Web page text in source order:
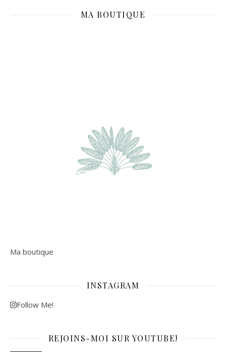
MA BOUTIQUE
Ma boutique
INSTAGRAM
Follow Me!
REJOINS-MOI SUR YOUTUBE!